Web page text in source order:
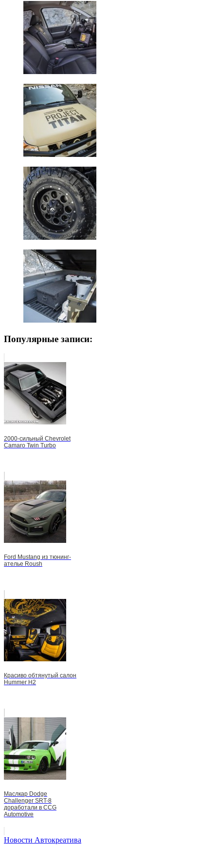
Популярные записи:
2000-сильный Chevrolet
Camaro Twin Turbo
Ford Mustang из тюнинг-
ателье Roush
Красиво обтянутый салон
Hummer H2
Маслкар Dodge
Challenger SRT-8
доработали в CCG
Automotive
Новости Автокреатива